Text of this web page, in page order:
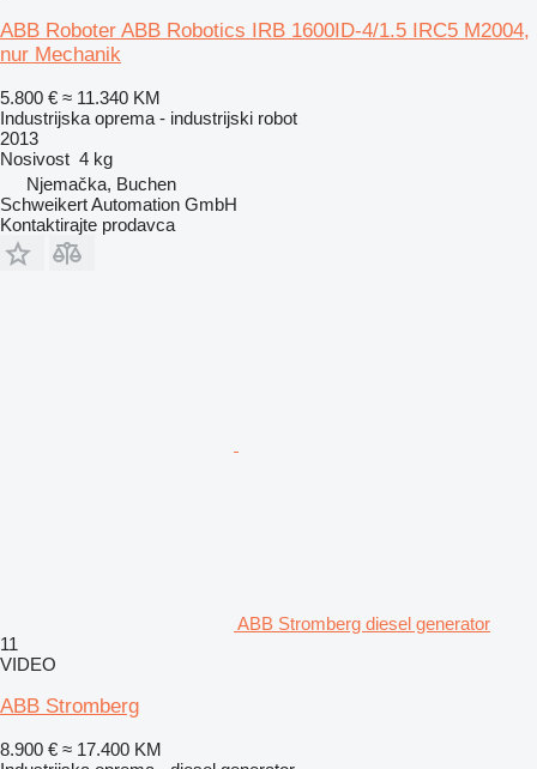
ABB Roboter ABB Robotics IRB 1600ID-4/1.5 IRC5 M2004,
nur Mechanik
5.800 € ≈ 11.340 KM
Industrijska oprema - industrijski robot
2013
Nosivost 4 kg
Njemačka, Buchen
Schweikert Automation GmbH
Kontaktirajte prodavca
ABB Stromberg diesel generator
11
VIDEO
ABB Stromberg
8.900 € ≈ 17.400 KM